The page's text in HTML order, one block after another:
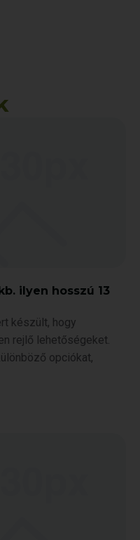
ilyen hosszú 13
készült, hogy
rejlő lehetőségeket.
opciókat,